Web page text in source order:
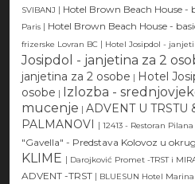
SVIBANJ | Hotel Brown Beach House -
Paris | Hotel Brown Beach House -
frizerske Lovran BC | Hotel Josipdol -
Josipdol - janjetina za 2
janjetina za 2 osobe | Hotel
osobe |
Izlozba -
mucenje | ADVENT U TRSTU
PALMANOVI | 12413 - Restoran
"Gavella" - Predstava Kolovoz u
KLIME | Darojković Promet -TRST i
ADVENT -TRST | BLUESUN Hotel